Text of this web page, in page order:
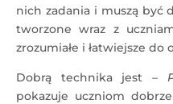
nich zadania i muszą być
tworzone wraz z
zrozumiałe i łatwiejsze do
Dobrą technika jest –
pokazuje uczniom